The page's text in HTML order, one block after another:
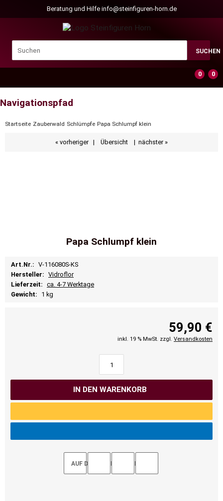
Beratung und Hilfe info@steinfiguren-horn.de
SUCHEN
0
0
Navigationspfad
Startseite Zauberwald Schlümpfe Papa Schlumpf klein
« vorheriger| Übersicht | nächster »
Papa Schlumpf klein
Art.Nr.: V-116080S-KS
Hersteller: Vidroflor
Lieferzeit: ca. 4-7 Werktage
Gewicht:
1 kg
59,90 €
inkl. 19 % MwSt. zzgl. Versandkosten
IN DEN WARENKORB
AUF DEN MERKZETTEL